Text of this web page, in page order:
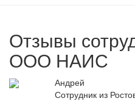
Отзывы
ООО НАИС
Андрей
Сотрудник из